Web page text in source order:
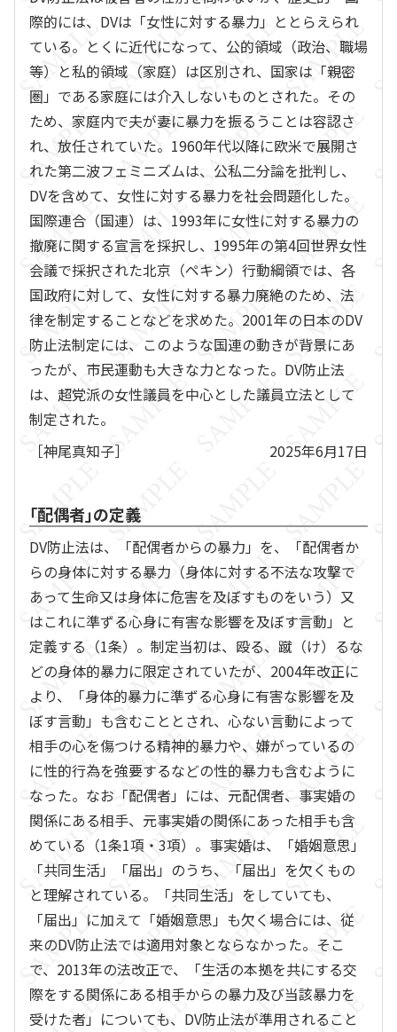
際的には、DVは「女性に対する暴力」ととらえられ
ている。とくに近代になって、公的領域（政治、職場
等）と私的領域（家庭）は区別され、国家は「親密
圏」である家庭には介入しないものとされた。その
ため、家庭内で夫が妻に暴力を振るうことは容認さ
れ、放任されていた。1960年代以降に欧米で展開さ
れた第二波フェミニズムは、公私二分論を批判し、
DVを含めて、女性に対する暴力を社会問題化した。
国際連合（国連）は、1993年に女性に対する暴力の
撤廃に関する宣言を採択し、1995年の第4回世界女性
会議で採択された北京（ペキン）行動綱領では、各
国政府に対して、女性に対する暴力廃絶のため、法
律を制定することなどを求めた。2001年の日本のDV
防止法制定には、このような国連の動きが背景にあ
ったが、市民運動も大きな力となった。DV防止法
は、超党派の女性議員を中心とした議員立法として
制定された。
［神尾真知子］
2025年6月17日
「配偶者」の定義
DV防止法は、「配偶者からの暴力」を、「配偶者か
らの身体に対する暴力（身体に対する不法な攻撃で
あって生命又は身体に危害を及ぼすものをいう）又
はこれに準ずる心身に有害な影響を及ぼす言動」と
定義する（1条）。制定当初は、殴る、蹴（け）るな
どの身体的暴力に限定されていたが、2004年改正に
より、「身体的暴力に準ずる心身に有害な影響を及
ぼす言動」も含むこととされ、心ない言動によって
相手の心を傷つける精神的暴力や、嫌がっているの
に性的行為を強要するなどの性的暴力も含むように
なった。なお「配偶者」には、元配偶者、事実婚の
関係にある相手、元事実婚の関係にあった相手も含
めている（1条1項・3項）。事実婚は、「婚姻意思」
「共同生活」「届出」のうち、「届出」を欠くもの
と理解されている。「共同生活」をしていても、
「届出」に加えて「婚姻意思」も欠く場合には、従
来のDV防止法では適用対象とならなかった。そこ
で、2013年の法改正で、「生活の本拠を共にする交
際をする関係にある相手からの暴力及び当該暴力を
受けた者」についても、DV防止法が準用されること